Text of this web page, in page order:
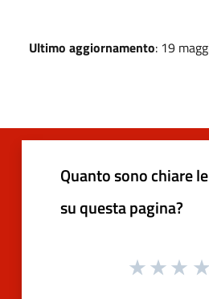
Ultimo aggiornamento: 19
Quanto sono chiare
su questa pagina?